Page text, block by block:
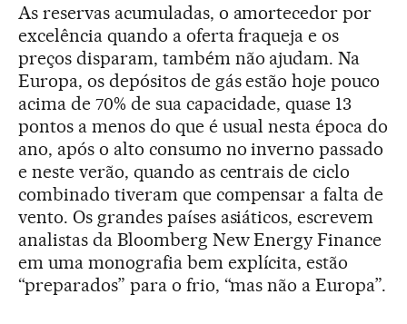
As reservas acumuladas, o amortecedor por
excelência quando a oferta fraqueja e os
preços disparam, também não ajudam. Na
Europa, os depósitos de gás estão hoje pouco
acima de 70% de sua capacidade, quase 13
pontos a menos do que é usual nesta época do
ano, após o alto consumo no inverno passado
e neste verão, quando as centrais de ciclo
combinado tiveram que compensar a falta de
vento. Os grandes países asiáticos, escrevem
analistas da Bloomberg New Energy Finance
em uma monografia bem explícita, estão
“preparados” para o frio, “mas não a Europa”.